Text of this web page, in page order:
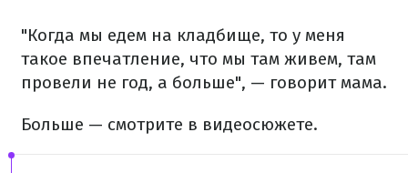
"Когда мы едем на кладбище, то у меня
такое впечатление, что мы там живем, там
провели не год, а больше", — говорит мама.
Больше — смотрите в видеосюжете.